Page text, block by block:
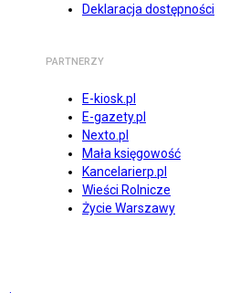
Deklaracja dostępności
PARTNERZY
E-kiosk.pl
E-gazety.pl
Nexto.pl
Mała księgowość
Kancelarierp.pl
Wieści Rolnicze
Życie Warszawy